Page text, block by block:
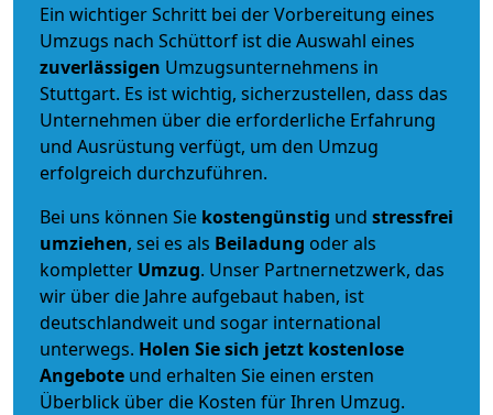
Ein wichtiger Schritt bei der Vorbereitung eines
Umzugs nach Schüttorf ist die Auswahl eines
zuverlässigen Umzugsunternehmens in
Stuttgart. Es ist wichtig, sicherzustellen, dass das
Unternehmen über die erforderliche Erfahrung
und Ausrüstung verfügt, um den Umzug
erfolgreich durchzuführen.
Bei uns können Sie kostengünstig und stressfrei
umziehen, sei es als Beiladung oder als
kompletter Umzug. Unser Partnernetzwerk, das
wir über die Jahre aufgebaut haben, ist
deutschlandweit und sogar international
unterwegs. Holen Sie sich jetzt kostenlose
Angebote und erhalten Sie einen ersten
Überblick über die Kosten für Ihren Umzug.